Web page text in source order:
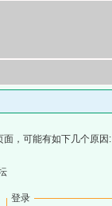
，可能有如下几个原因:
登录